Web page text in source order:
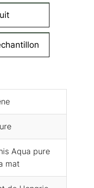
Aqua pure
mat